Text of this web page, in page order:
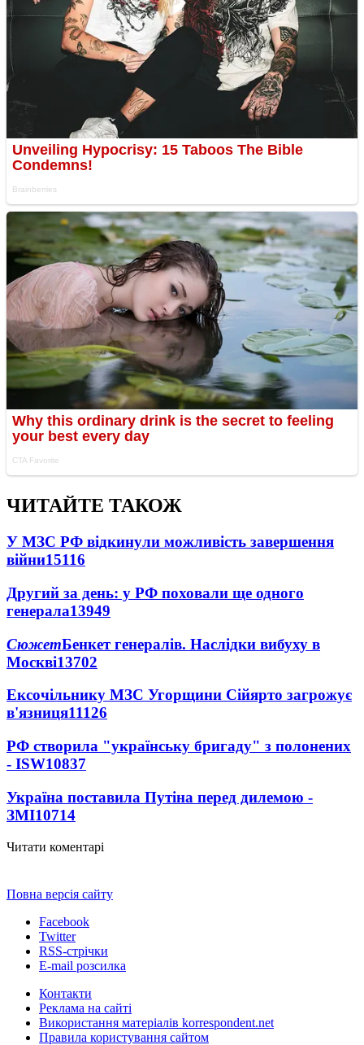
ЧИТАЙТЕ ТАКОЖ
У МЗС РФ відкинули можливість завершення
війни15116
Другий за день: у РФ поховали ще одного
генерала13949
СюжетБенкет генералів. Наслідки вибуху в
Москві13702
Ексочільнику МЗС Угорщини Сійярто загрожує
в'язниця11126
РФ створила "українську бригаду" з полонених
- ISW10837
Україна поставила Путіна перед дилемою -
ЗМІ10714
Читати коментарі
Повна версія сайту
Facebook
Twitter
RSS-стрічки
E-mail розсилка
Контакти
Реклама на сайті
Використання матеріалів korrespondent.net
Правила користування сайтом